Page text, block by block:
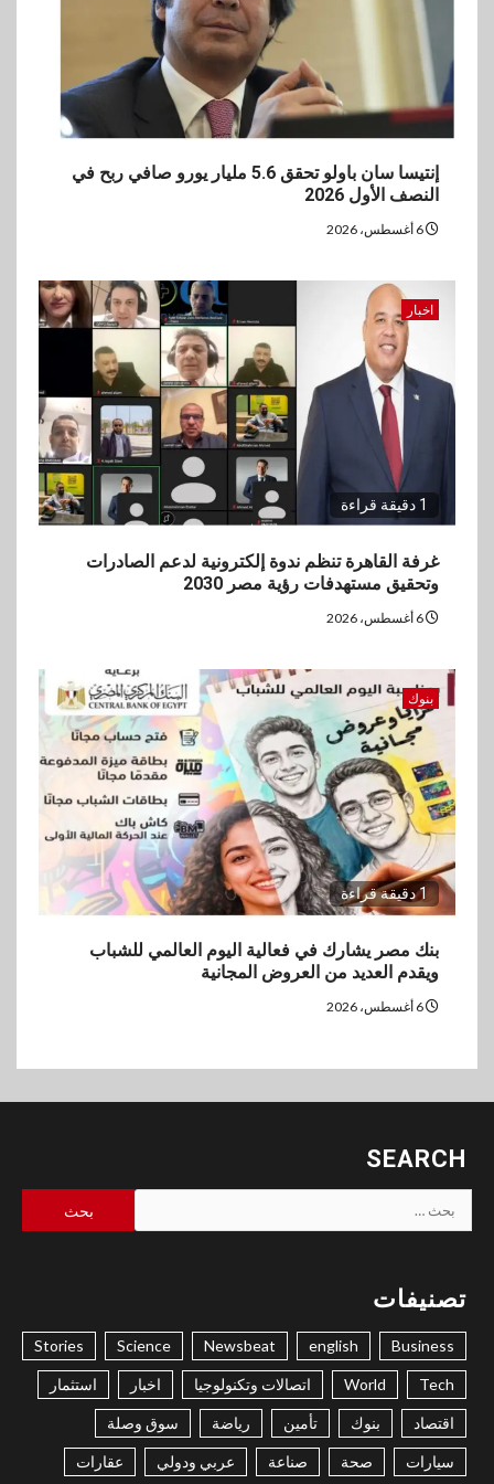
إنتيسا سان باولو تحقق 5.6 مليار يورو صافي ربح في
النصف الأول 2026
اخبار
1 دقيقة قراءة
غرفة القاهرة تنظم ندوة إلكترونية لدعم الصادرات
وتحقيق مستهدفات رؤية مصر 2030
بنوك
1 دقيقة قراءة
بنك مصر يشارك في فعالية اليوم العالمي للشباب
ويقدم العديد من العروض المجانية
SEARCH
البحث
عن:
تصنيفات
Business
english
Newsbeat
Science
Stories
Tech
World اتصالات وتكنولوجيا اخبار استثمار
اقتصاد بنوك تأمين رياضة سوق وصلة
سيارات صحة صناعة عربي ودولي عقارات